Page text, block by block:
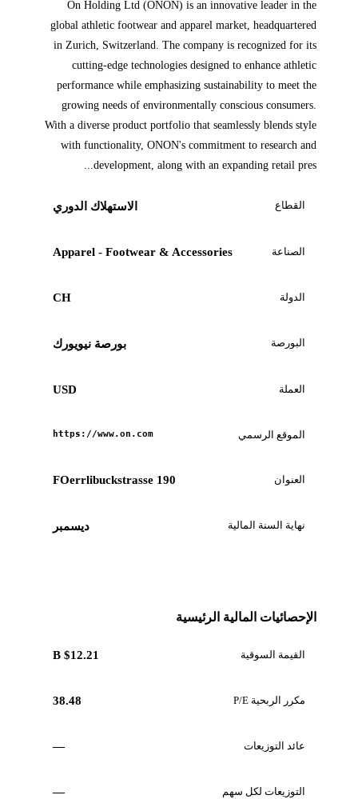
On Holding Ltd (ONON) is an innovative leader in the
global athletic footwear and apparel market, headquartered
in Zurich, Switzerland. The company is recognized for its
cutting-edge technologies designed to enhance athletic
performance while emphasizing sustainability to meet the
growing needs of environmentally conscious consumers.
With a diverse product portfolio that seamlessly blends style
with functionality, ONON's commitment to research and
development, along with an expanding retail pres...
القطاع الاستهلاك الدوري
الصناعة Apparel - Footwear & Accessories
الدولة CH
البورصة بورصة نيويورك
العملة USD
الموقع الرسمي https://www.on.com
العنوان FOerrlibuckstrasse 190
نهاية السنة المالية ديسمبر
الإحصائيات المالية الرئيسية
القيمة السوقية $12.21 B
مكرر الربحية P/E 38.48
عائد التوزيعات —
التوزيعات لكل سهم —